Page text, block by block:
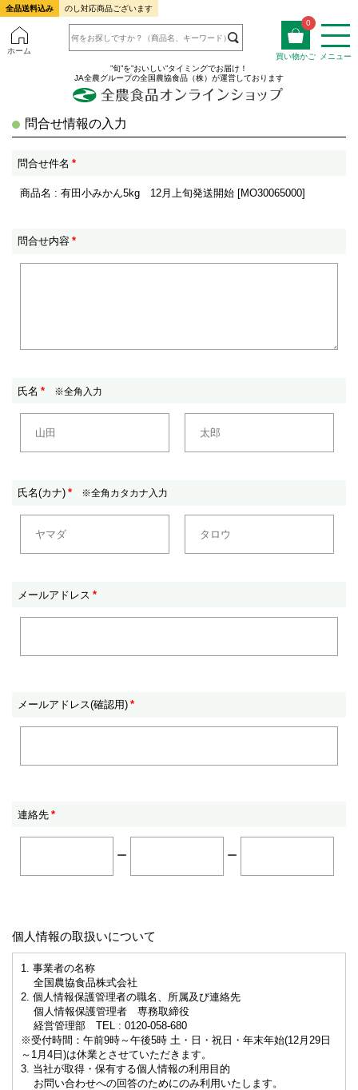
全品送料込み のし対応商品ございます
ホーム
0
買い物かご
メニュー
”旬”を”おいしい”タイミングでお届け！
JA全農グループの全国農協食品（株）が運営しております
問合せ情報の入力
問合せ件名 *
商品名 : 有田小みかん5kg 12月上旬発送開始 [MO30065000]
問合せ内容 *
氏名 * ※全角入力
氏名(カナ) * ※全角カタカナ入力
メールアドレス *
メールアドレス(確認用) *
連絡先 *
ー ー
個人情報の取扱いについて
1. 事業者の名称
全国農協食品株式会社
2. 個人情報保護管理者の職名、所属及び連絡先
個人情報保護管理者 専務取締役
経営管理部 TEL : 0120-058-680
※受付時間：午前9時～午後5時 土・日・祝日・年末年始(12月29日
～1月4日)は休業とさせていただきます。
3. 当社が取得・保有する個人情報の利用目的
お問い合わせへの回答のためにのみ利用いたします。